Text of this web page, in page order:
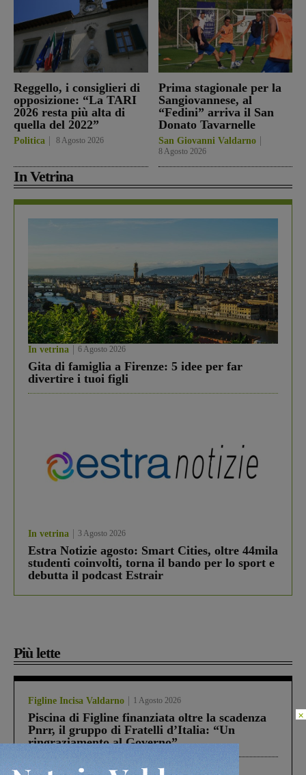
Reggello, i consiglieri di
opposizione: “La TARI
2026 resta più alta di
quella del 2022”
Politica 8 Agosto 2026
Prima stagionale per la
Sangiovannese, al
“Fedini” arriva il San
Donato Tavarnelle
San Giovanni Valdarno
8 Agosto 2026
In Vetrina
In vetrina 6 Agosto 2026
Gita di famiglia a Firenze: 5 idee per far
divertire i tuoi figli
In vetrina 3 Agosto 2026
Estra Notizie agosto: Smart Cities, oltre 44mila
studenti coinvolti, torna il bando per lo sport e
debutta il podcast Estrair
Più lette
Figline Incisa Valdarno 1 Agosto 2026
Piscina di Figline finanziata oltre la scadenza
Pnrr, il gruppo di Fratelli d’Italia: “Un
ringraziamento al Governo”
Cronaca 3 Agosto 2026
×